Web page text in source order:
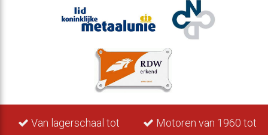
Van lagerschaal tot
Motoren van 1960 tot